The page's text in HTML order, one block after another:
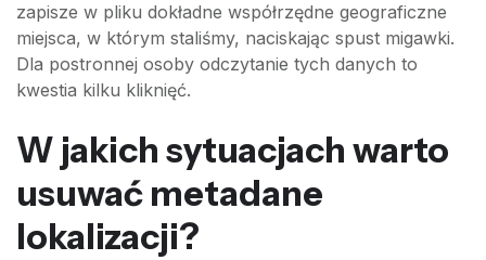
zapisze w pliku dokładne współrzędne geograficzne
miejsca, w którym staliśmy, naciskając spust migawki.
Dla postronnej osoby odczytanie tych danych to
kwestia kilku kliknięć.
W jakich sytuacjach warto
usuwać metadane
lokalizacji?